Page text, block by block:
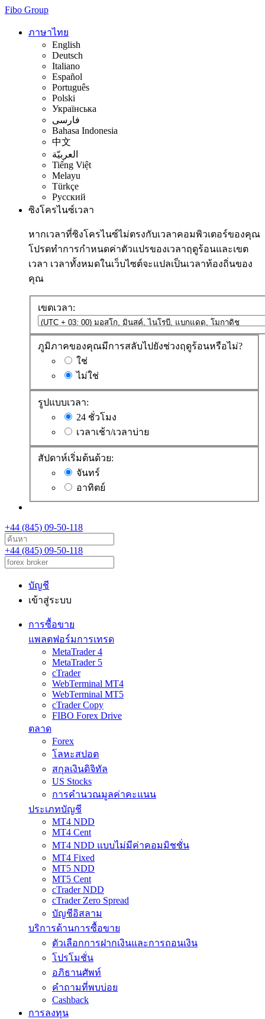
Fibo Group
ภาษาไทย
English
Deutsch
Italiano
Español
Português
Polski
Українська
فارسی
Bahasa Indonesia
中文
العربيّة
Tiếng Việt
Melayu
Türkçe
Русский
ซิงโครไนซ์เวลา
หากเวลาที่ซิงโครไนซ์ไม่ตรงกับเวลาคอมพิวเตอร์ของคุณ
โปรดทำการกำหนดค่าตัวแปรของเวลาฤดูร้อนและเขต
เวลา เวลาทั้งหมดในเว็บไซต์จะแปลเป็นเวลาท้องถิ่นของ
คุณ
เขตเวลา:
ภูมิภาคของคุณมีการสลับไปยังช่วงฤดูร้อนหรือไม่?
ใช่
ไม่ใช่
รูปแบบเวลา:
24 ชั่วโมง
เวลาเช้า/เวลาบ่าย
สัปดาห์เริ่มต้นด้วย:
จันทร์
อาทิตย์
+44 (845) 09-50-118
+44 (845) 09-50-118
บัญชี
เข้าสู่ระบบ
การซื้อขาย
แพลตฟอร์มการเทรด
MetaTrader 4
MetaTrader 5
cTrader
WebTerminal MT4
WebTerminal MT5
cTrader Copy
FIBO Forex Drive
ตลาด
Forex
โลหะสปอต
สกุลเงินดิจิทัล
US Stocks
การคำนวณมูลค่าคะแนน
ประเภทบัญชี
MT4 NDD
MT4 Cent
MT4 NDD แบบไม่มีค่าคอมมิชชั่น
MT4 Fixed
MT5 NDD
MT5 Cent
cTrader NDD
cTrader Zero Spread
บัญชีอิสลาม
บริการด้านการซื้อขาย
ตัวเลือกการฝากเงินและการถอนเงิน
โปรโมชั่น
อภิธานศัพท์
คำถามที่พบบ่อย
Cashback
การลงทุน